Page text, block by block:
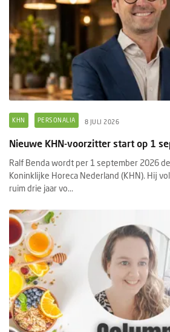
KHN PERSONALIA 8 JULI 2026
Nieuwe KHN-voorzitter start op 1
Ralf Benda wordt per 1 september 2026
Koninklijke Horeca Nederland (KHN). Hij
ruim drie jaar vo...